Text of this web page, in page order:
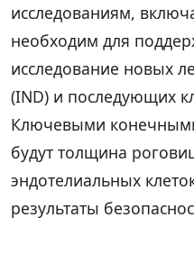
исследованиям,
необходим для
исследование новых
(IND) и последующих
Ключевыми
будут толщина
эндотелиальных
результаты